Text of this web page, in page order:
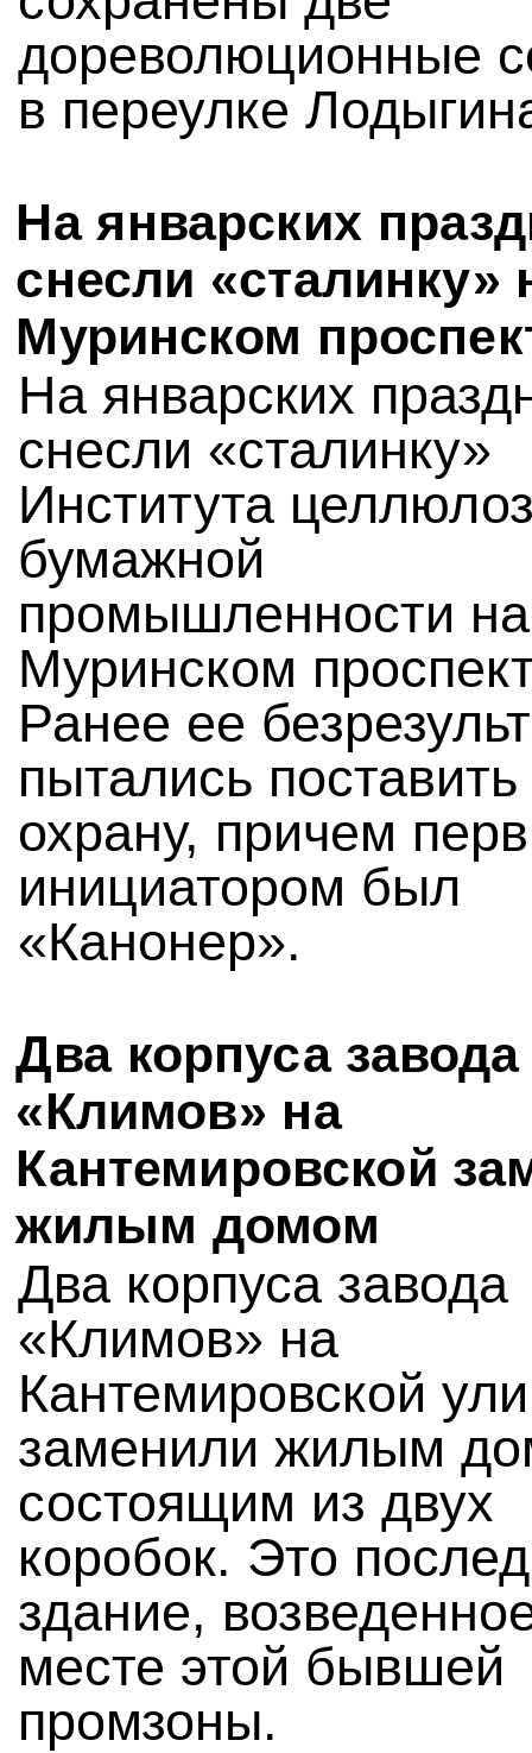
дореволюционные
в переулке
На январских
снесли «сталинку»
Муринском
На январских
снесли «сталинку»
Института
бумажной
промышленности
Муринском
Ранее ее
пытались
охрану, причем
инициатором был
«Канонер».
Два корпуса завода
«Климов» на
Кантемировской
жилым домом
Два корпуса завода
«Климов» на
Кантемировской
заменили жилым
состоящим из двух
коробок. Это
здание,
месте этой бывшей
промзоны.